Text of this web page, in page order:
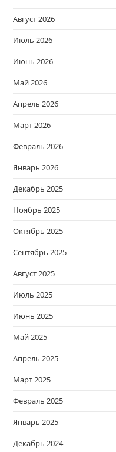
Август 2026
Июль 2026
Июнь 2026
Май 2026
Апрель 2026
Март 2026
Февраль 2026
Январь 2026
Декабрь 2025
Ноябрь 2025
Октябрь 2025
Сентябрь 2025
Август 2025
Июль 2025
Июнь 2025
Май 2025
Апрель 2025
Март 2025
Февраль 2025
Январь 2025
Декабрь 2024